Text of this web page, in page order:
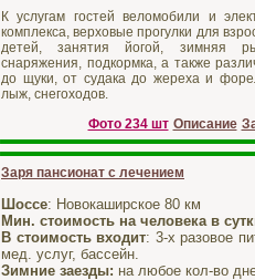
К услугам гостей веломобили и
комплекса, верховые прогулки для
детей, занятия йогой, зимняя
снаряжения, подкормка, а также
до щуки, от судака до жереха и
лыж, снегоходов.
Фото 234 шт Описание
Заря пансионат с лечением
Шоссе: Новокаширское 80 км
Мин. стоимость на человека в
В стоимость входит: 3-х разовое
мед. услуг, бассейн.
Зимние заезды: на любое кол-во